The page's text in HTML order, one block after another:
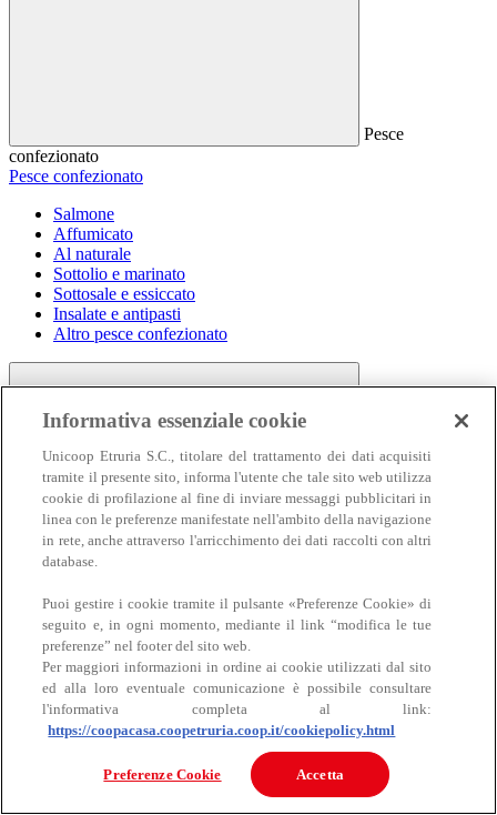
Pesce
confezionato
Pesce confezionato
Salmone
Affumicato
Al naturale
Sottolio e marinato
Sottosale e essiccato
Insalate e antipasti
Altro pesce confezionato
Carne
Carne
Bovino
Informativa essenziale cookie
Unicoop Etruria S.C., titolare del trattamento dei dati acquisiti
tramite il presente sito, informa l'utente che tale sito web utilizza
cookie di profilazione al fine di inviare messaggi pubblicitari in
linea con le preferenze manifestate nell'ambito della navigazione
in rete, anche attraverso l'arricchimento dei dati raccolti con altri
database.
Puoi gestire i cookie tramite il pulsante «Preferenze Cookie» di
seguito e, in ogni momento, mediante il link “modifica le tue
preferenze” nel footer del sito web.
Per maggiori informazioni in ordine ai cookie utilizzati dal sito
ed alla loro eventuale comunicazione è possibile consultare
l'informativa completa al link:
https://coopacasa.coopetruria.coop.it/cookiepolicy.html
Preferenze Cookie Accetta